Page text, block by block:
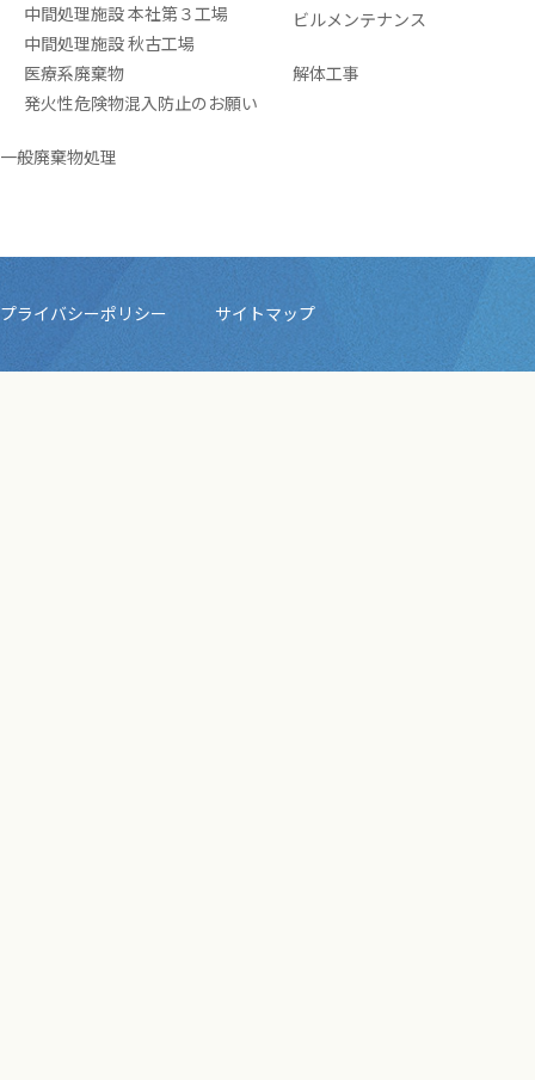
中間処理施設 本社第３工場
中間処理施設 秋古工場
医療系廃棄物
発火性危険物混入防止のお願い
一般廃棄物処理
ビルメンテナンス
解体工事
プライバシーポリシー サイトマップ